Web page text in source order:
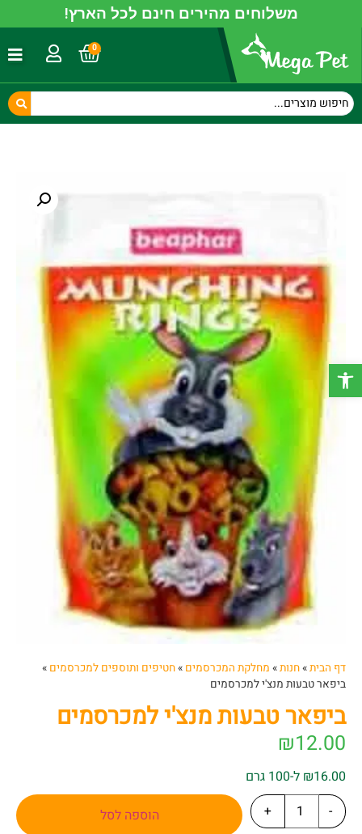
פתח סרגל נגישות
משלוחים מהירים חינם לכל הארץ!
0
דף הבית»חנות» מחלקת המכרסמים »חטיפים ותוספים למכרסמים »
ביפאר טבעות מנצ'י למכרסמים
ביפאר טבעות מנצ'י למכרסמים
₪12.00
₪16.00 ל-100 גרם
-
+
הוספה לסל